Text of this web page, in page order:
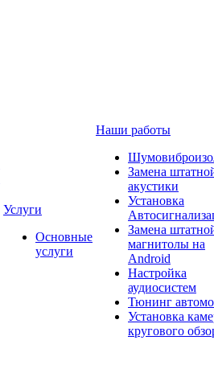
Услуги
Основные
услуги
Наши работы
Замена
акустики
Установка
Замена
магнитолы на
Android
Настройка
аудиосистем
Тюнинг
Установка
кругового